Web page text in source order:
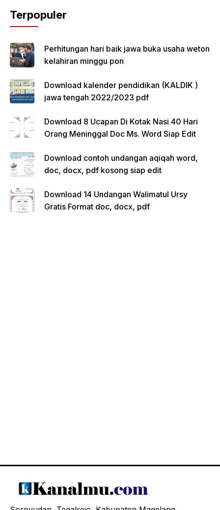
Terpopuler
Perhitungan hari baik jawa buka usaha weton
kelahiran minggu pon
Download kalender pendidikan (KALDIK )
jawa tengah 2022/2023 pdf
Download 8 Ucapan Di Kotak Nasi 40 Hari
Orang Meninggal Doc Ms. Word Siap Edit
Download contoh undangan aqiqah word,
doc, docx, pdf kosong siap edit
Download 14 Undangan Walimatul Ursy
Gratis Format doc, docx, pdf